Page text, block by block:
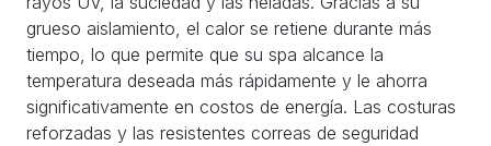
grueso aislamiento, el calor se retiene durante más
tiempo, lo que permite que su spa alcance la
temperatura deseada más rápidamente y le ahorra
significativamente en costos de energía. Las costuras
reforzadas y las resistentes correas de seguridad